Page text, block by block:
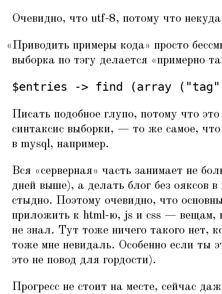
Очевидно, что utf-8, потому что некуда
«Приводить примеры кода» просто
выборка по тэгу делается «примерно
$entries -> find (array ("tag"
Писать подобное глупо, потому что
синтаксис выборки, — то же самое,
в mysql, например.
Вся «серверная» часть занимает не
дней выше), а делать блог без ояксов
стыдно. Поэтому очевидно, что
приложить к html-ю, js и css — вещам,
не знал. Тут тоже ничего такого нет,
тоже мне невидаль. Особенно если ты
это не повод для гордости).
Прогресс не стоит на месте, сейчас